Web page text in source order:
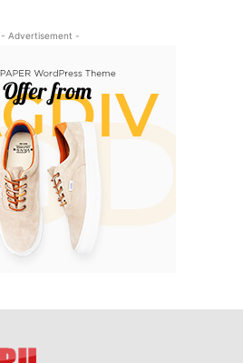
- Advertisement -